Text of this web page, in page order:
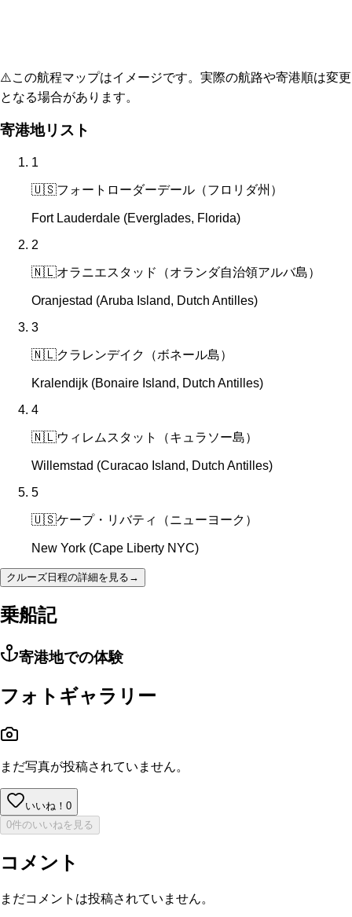
⚠️この航程マップはイメージです。実際の航路や寄港順は変更
となる場合があります。
寄港地リスト
1
🇺🇸フォートローダーデール（フロリダ州）
Fort Lauderdale (Everglades, Florida)
2
🇳🇱オラニエスタッド（オランダ自治領アルバ島）
Oranjestad (Aruba Island, Dutch Antilles)
3
🇳🇱クラレンデイク（ボネール島）
Kralendijk (Bonaire Island, Dutch Antilles)
4
🇳🇱ウィレムスタット（キュラソー島）
Willemstad (Curacao Island, Dutch Antilles)
5
🇺🇸ケープ・リバティ（ニューヨーク）
New York (Cape Liberty NYC)
クルーズ日程の詳細を見る →
乗船記
寄港地での体験
フォトギャラリー
まだ写真が投稿されていません。
いいね！ 0
0件のいいねを見る
コメント
まだコメントは投稿されていません。